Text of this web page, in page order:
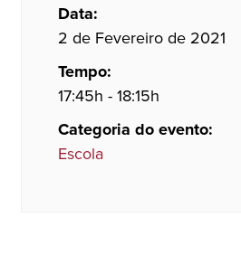
Data:
2 de Fevereiro de 2021
Tempo:
17:45h - 18:15h
Categoria do evento:
Escola